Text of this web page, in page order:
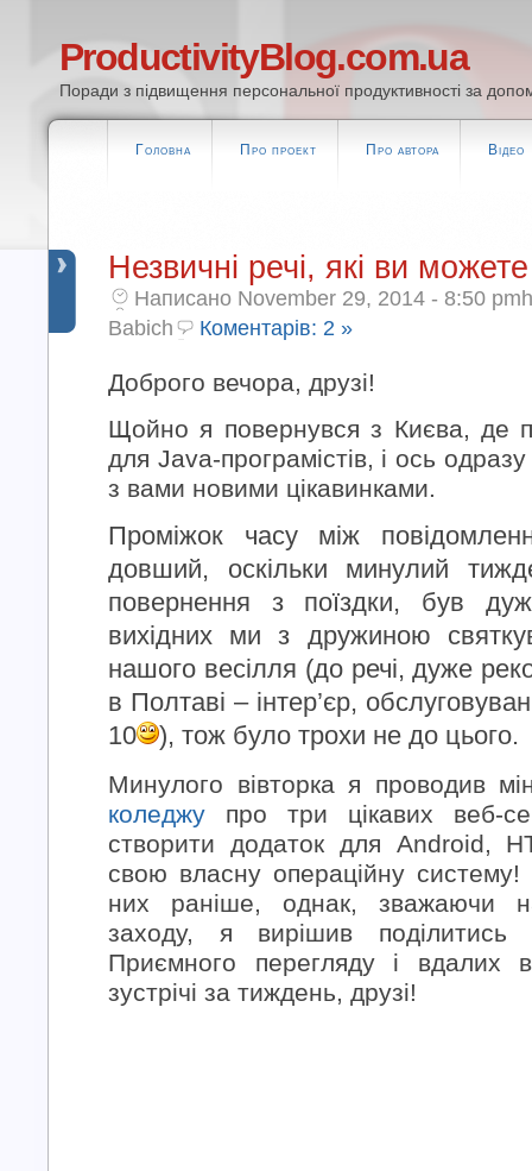
ProductivityBlog.com.ua
Поради з підвищення персональної продуктивності за
Головна Про проект Про автора Відео
Незвичні речі, які ви
Написано November 29, 2014 - 8:50
Babich
Коментарів: 2 »
Доброго вечора, друзі!
Щойно я повернувся з Києва, де
для Java-програмістів, і ось
з вами новими цікавинками.
Проміжок часу між
довший, оскільки минулий
повернення з поїздки, був
вихідних ми з дружиною
нашого весілля (до речі, дуже
в Полтаві – інтер’єр,
10
), тож було трохи не до цього.
Минулого вівторка я проводив
коледжу про три цікавих веб-
створити додаток для Android,
свою власну операційну
них раніше, однак, зважаючи на
заходу, я вирішив
Приємного перегляду і вдалих
зустрічі за тиждень, друзі!